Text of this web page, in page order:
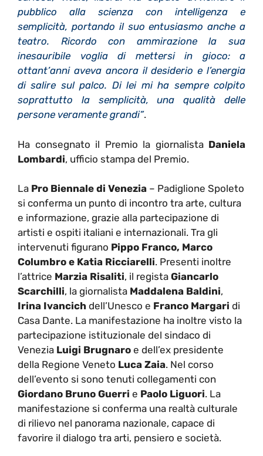
pubblico alla scienza con intelligenza e
semplicità, portando il suo entusiasmo anche a
teatro. Ricordo con ammirazione la sua
inesauribile voglia di mettersi in gioco: a
ottant’anni aveva ancora il desiderio e l’energia
di salire sul palco. Di lei mi ha sempre colpito
soprattutto la semplicità, una qualità delle
persone veramente grandi”.
Ha consegnato il Premio la giornalista Daniela
Lombardi, ufficio stampa del Premio.
La Pro Biennale di Venezia – Padiglione Spoleto
si conferma un punto di incontro tra arte, cultura
e informazione, grazie alla partecipazione di
artisti e ospiti italiani e internazionali. Tra gli
intervenuti figurano Pippo Franco, Marco
Columbro e Katia Ricciarelli. Presenti inoltre
l’attrice Marzia Risaliti, il regista Giancarlo
Scarchilli, la giornalista Maddalena Baldini,
Irina Ivancich dell’Unesco e Franco Margari di
Casa Dante. La manifestazione ha inoltre visto la
partecipazione istituzionale del sindaco di
Venezia Luigi Brugnaro e dell’ex presidente
della Regione Veneto Luca Zaia. Nel corso
dell’evento si sono tenuti collegamenti con
Giordano Bruno Guerri e Paolo Liguori. La
manifestazione si conferma una realtà culturale
di rilievo nel panorama nazionale, capace di
favorire il dialogo tra arti, pensiero e società.